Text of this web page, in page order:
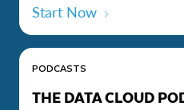
Start Now
PODCASTS
THE DATA CLOUD